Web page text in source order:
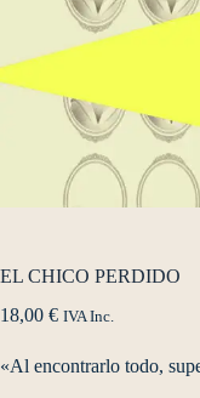
EL CHICO PERDIDO
18,00 € IVA Inc.
«Al encontrarlo todo,